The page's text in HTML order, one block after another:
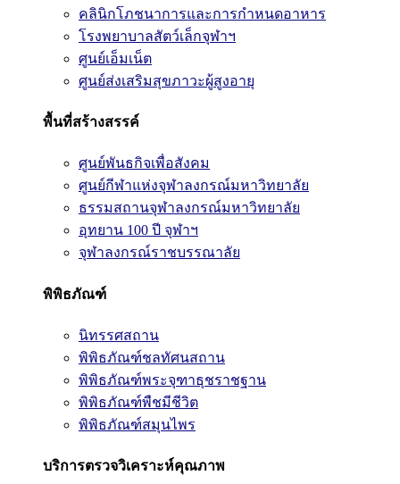
คลินิกโภชนาการและการกำหนดอาหาร
โรงพยาบาลสัตว์เล็กจุฬาฯ
ศูนย์เอ็มเน็ต
ศูนย์ส่งเสริมสุขภาวะผู้สูงอายุ
พื้นที่สร้างสรรค์
ศูนย์พันธกิจเพื่อสังคม
ศูนย์กีฬาแห่งจุฬาลงกรณ์มหาวิทยาลัย
ธรรมสถานจุฬาลงกรณ์มหาวิทยาลัย
อุทยาน 100 ปี จุฬาฯ
จุฬาลงกรณ์ราชบรรณาลัย
พิพิธภัณฑ์
นิทรรศสถาน
พิพิธภัณฑ์ชลทัศนสถาน
พิพิธภัณฑ์พระจุฑาธุชราชฐาน
พิพิธภัณฑ์พืชมีชีวิต
พิพิธภัณฑ์สมุนไพร
บริการตรวจวิเคราะห์คุณภาพ